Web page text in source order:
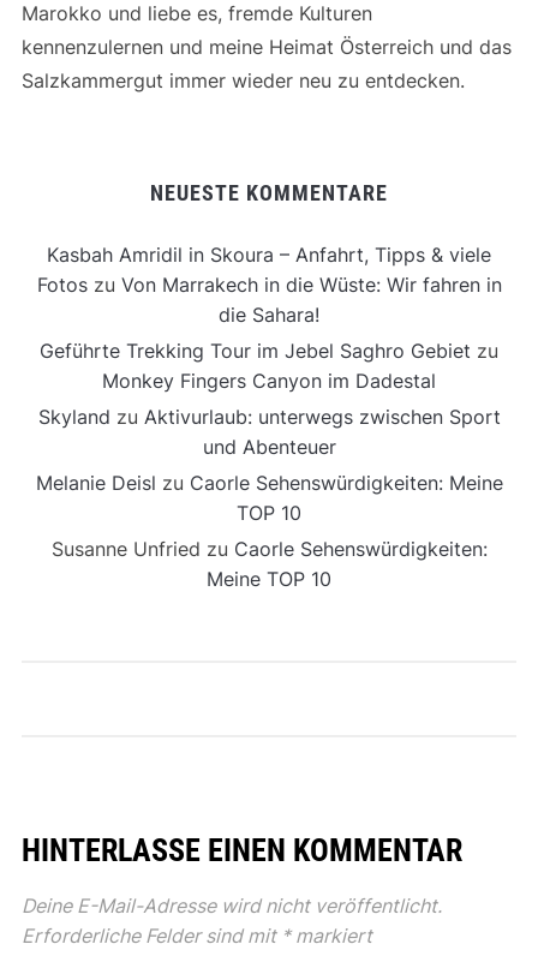
Marokko und liebe es, fremde Kulturen
kennenzulernen und meine Heimat Österreich und das
Salzkammergut immer wieder neu zu entdecken.
NEUESTE KOMMENTARE
Kasbah Amridil in Skoura – Anfahrt, Tipps & viele
Fotoszu Von Marrakech in die Wüste: Wir fahren in
die Sahara!
Geführte Trekking Tour im Jebel Saghro Gebiet zu
Monkey Fingers Canyon im Dadestal
Skyland zu Aktivurlaub: unterwegs zwischen Sport
und Abenteuer
Melanie Deisl zu Caorle Sehenswürdigkeiten: Meine
TOP 10
Susanne Unfried zu Caorle Sehenswürdigkeiten:
Meine TOP 10
HINTERLASSE EINEN KOMMENTAR
Deine E-Mail-Adresse wird nicht veröffentlicht.
Erforderliche Felder sind mit *markiert